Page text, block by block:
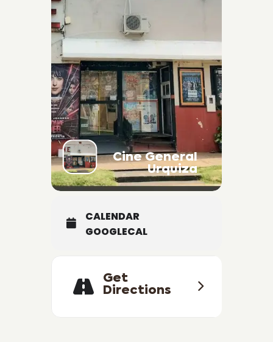
Cine General
Urquiza
CALENDAR
GOOGLECAL
Get
Directions